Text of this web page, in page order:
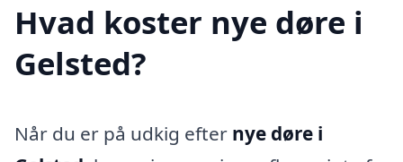
Hvad koster nye døre i
Gelsted?
Når du er på udkig efter nye døre i